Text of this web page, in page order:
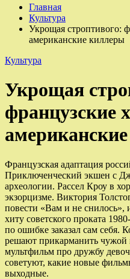
Главная
Культура
Укрощая строптивого:
американские киллеры
Культура
Укрощая
французские
Французская адаптация
Приключенческий экшен с
археологии. Рассел Кроу в
экзорцизме. Виктория
повести «Вам и не снилось»,
хиту советского проката
по ошибке заказал сам себя.
решают прикарманить
мультфильм про дружбу
советуют, какие новые
выходные.